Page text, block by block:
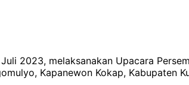
2023, melaksanakan Upacara
Kapanewon Kokap, Kabupaten